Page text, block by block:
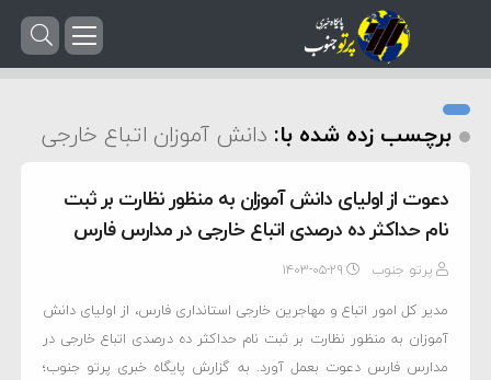
برچسب زده شده با: دانش آموزان اتباع خارجی
دعوت از اولیای دانش آموزان به منظور نظارت بر ثبت
نام حداکثر ده درصدی اتباع خارجی در مدارس فارس
پرتو جنوب ۱۴۰۳-۰۵-۲۹
مدیر کل امور اتباع و مهاجرین خارجی استانداری فارس، از اولیای دانش
آموزان به منظور نظارت بر ثبت نام حداکثر ده درصدی اتباع خارجی در
مدارس فارس دعوت بعمل آورد. به گزارش پایگاه خبری پرتو جنوب؛